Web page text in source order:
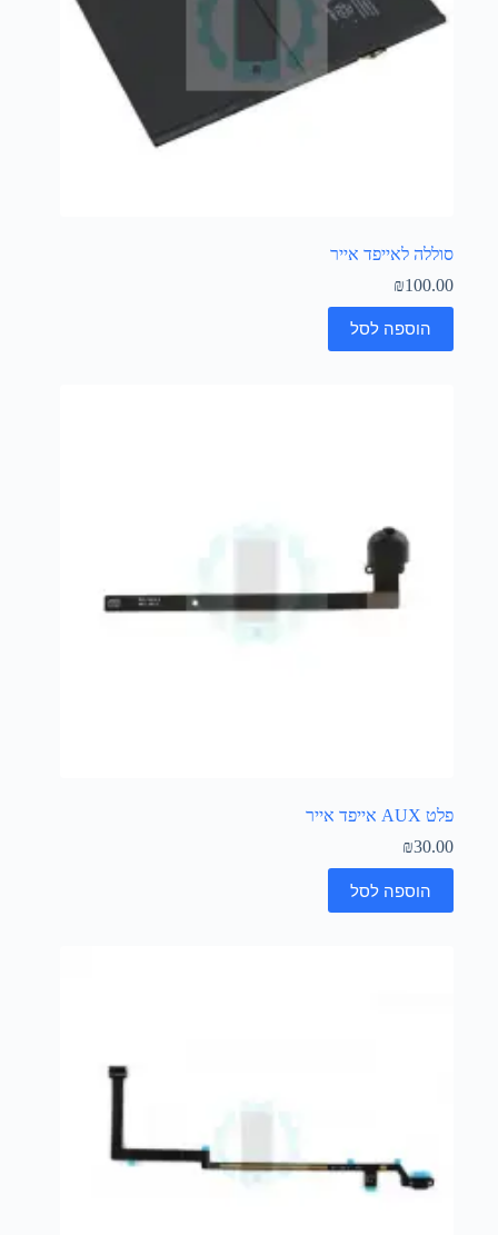
סוללה לאייפד אייר
₪100.00
הוספה לסל
פלט AUX אייפד אייר
₪30.00
הוספה לסל